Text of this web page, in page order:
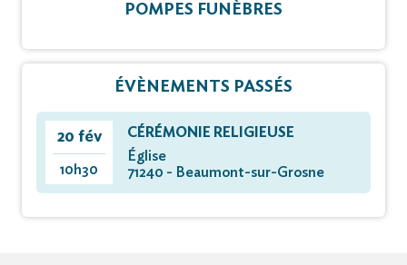
POMPES FUNÈBRES
ÉVÈNEMENTS PASSÉS
20 fév
10h30
CÉRÉMONIE RELIGIEUSE
Église
71240 - Beaumont-sur-Grosne